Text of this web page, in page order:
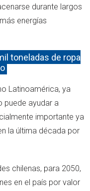
durante largos
energías
toneladas de ropa
Latinoamérica, ya
puede ayudar a
importante ya
la última década por
chilenas, para 2050,
en el país por valor